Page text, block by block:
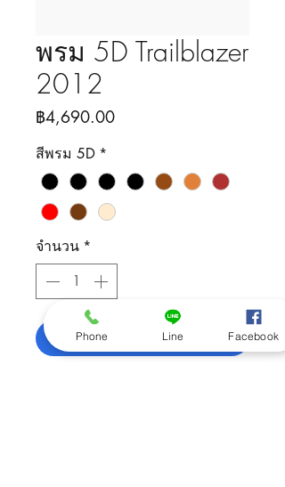
พรม 5D Trailblazer
2012
฿4,690.00ราคา
สีพรม 5D *
จำนวน *
เพิ่มลงในรถเข็น
Phone Line Facebook